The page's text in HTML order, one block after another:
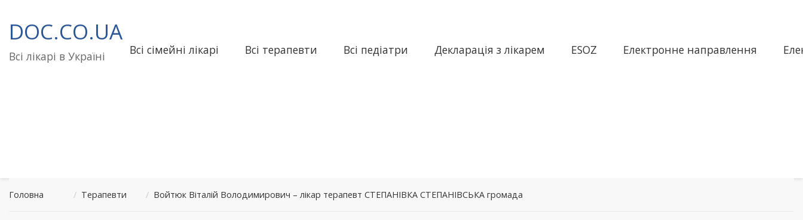
до
вмісту
DOC.CO.UA
Всі лікарі в Україні Всі сімейні лікарі Всі терапевти Всі педіатри Декларація з лікарем ESOZ Електронне направлення
Головна / Терапевти / Войтюк Віталій Володимирович – лікар терапевт СТЕПАНІВКА СТЕПАНІВСЬКА громада